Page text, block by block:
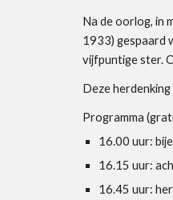
Na de oorlog, in
1933) gespaard
vijfpuntige ster.
Deze
Programma
16.00 uur:
16.15 uur:
16.45 uur: